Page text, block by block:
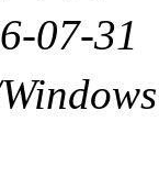
07-31